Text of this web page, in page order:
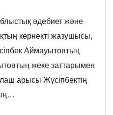
әдебиет және
көрнекті жазушысы,
Аймауытовтың
жеке заттарымен
арысы Жүсіпбектің